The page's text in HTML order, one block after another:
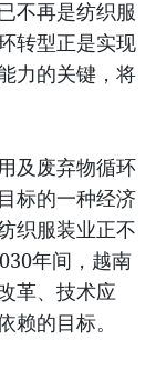
不再是纺织服
转型正是实现
力的关键，将
及废弃物循环
标的一种经济
织服装业正不
年间，越南
革、技术应
的目标。